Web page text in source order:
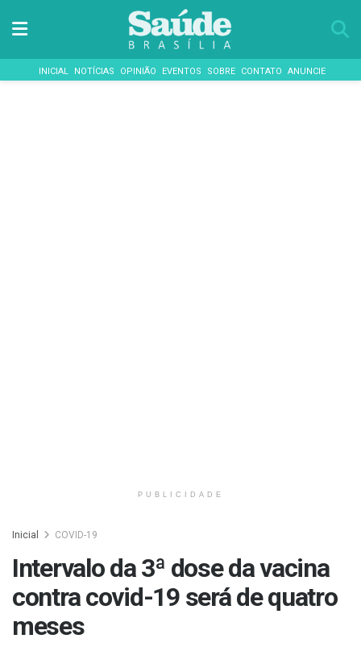
INICIAL NOTÍCIAS OPINIÃO EVENTOS SOBRE CONTATO ANUNCIE
PUBLICIDADE
Inicial COVID-19
Intervalo da 3ª dose da vacina
contra covid-19 será de quatro
meses